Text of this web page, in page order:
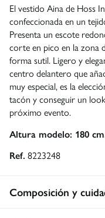
El vestido Aina de Hoss
confeccionada en un
Presenta un escote
corte en pico en la zona
forma sutil. Ligero y
centro delantero que
muy especial, es la
tacón y conseguir un
próximo evento.
Altura modelo: 180
Ref. 8223248
Composición y